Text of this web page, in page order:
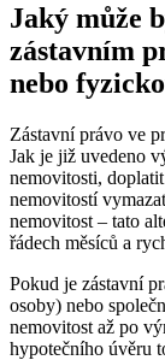
Jaký může
zástavním
nebo
Zástavní právo ve
Jak je již uvedeno
nemovitosti,
nemovitostí
nemovitost – tato
řádech měsíců a
Pokud je zástavní
osoby) nebo
nemovitost až po
hypotečního úvěru